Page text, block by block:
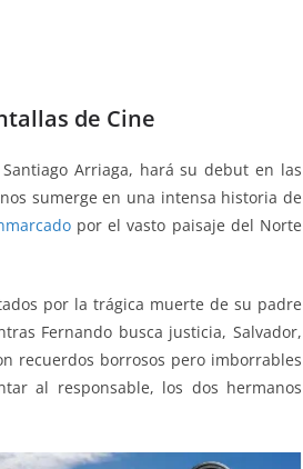
de Cine
Arriaga, hará su debut en las
sumerge en una intensa historia de
por el vasto paisaje del Norte
por la trágica muerte de su padre
Fernando busca justicia, Salvador,
recuerdos borrosos pero imborrables
al responsable, los dos hermanos